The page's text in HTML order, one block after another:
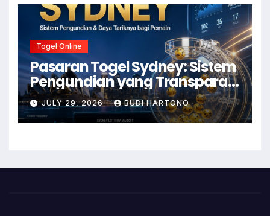
Togel Online
Pasaran Togel Sydney: Sistem
Pengundian yang Transparan
dan Daya Tariknya
JULY 29, 2026 BUDI HARTONO